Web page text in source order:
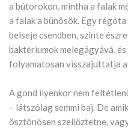
a bútorokon, mintha a falak
a falak a bűnösök. Egy
belseje csendben, szinte
baktériumok melegágyává,
folyamatosan visszajuttatja
A gond ilyenkor nem
– látszólag semmi baj. De
ösztönösen szellőztetne,